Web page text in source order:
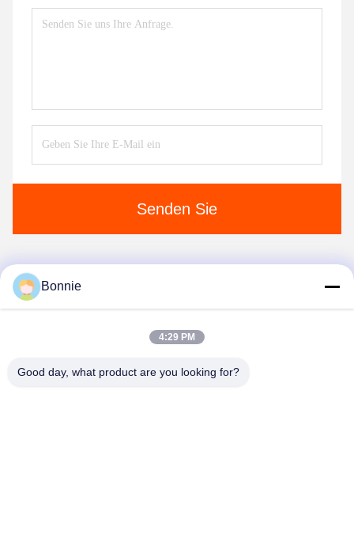
Senden Sie
Bonnie
4:29 PM
Good day, what product are you looking for?